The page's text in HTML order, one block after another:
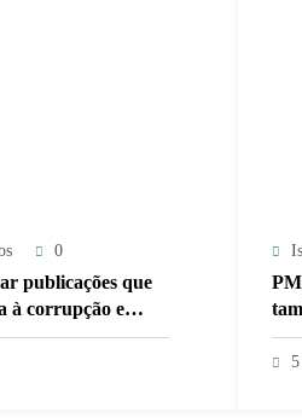
0
publicações que
à corrupção e